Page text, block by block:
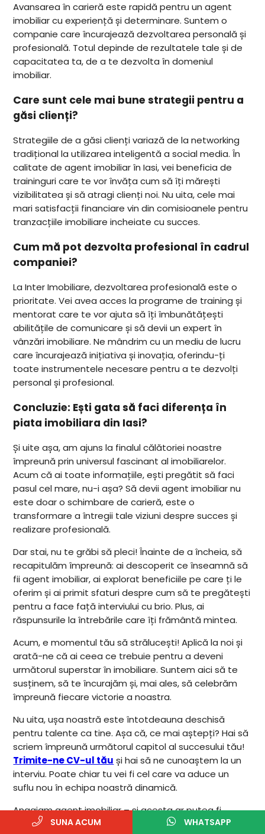
Avansarea în carieră este rapidă pentru un agent
imobiliar cu experiență și determinare. Suntem o
companie care încurajează dezvoltarea personală și
profesională. Totul depinde de rezultatele tale și de
capacitatea ta, de a te dezvolta în domeniul
imobiliar.
Care sunt cele mai bune strategii pentru a
găsi clienți?
Strategiile de a găsi clienți variază de la networking
tradițional la utilizarea inteligentă a social media. În
calitate de agent imobiliar în Iasi, vei beneficia de
traininguri care te vor învăța cum să îți mărești
vizibilitatea și să atragi clienți noi. Nu uita, cele mai
mari satisfacții financiare vin din comisioanele pentru
tranzacțiile imobiliare incheiate cu succes.
Cum mă pot dezvolta profesional în cadrul
companiei?
La Inter Imobiliare, dezvoltarea profesională este o
prioritate. Vei avea acces la programe de training și
mentorat care te vor ajuta să îți îmbunătățești
abilitățile de comunicare și să devii un expert în
vânzări imobiliare. Ne mândrim cu un mediu de lucru
care încurajează inițiativa și inovația, oferindu-ți
toate instrumentele necesare pentru a te dezvolți
personal și profesional.
Concluzie: Ești gata să faci diferența în
piata imobiliara din Iasi?
Și uite așa, am ajuns la finalul călătoriei noastre
împreună prin universul fascinant al imobiliarelor.
Acum că ai toate informațiile, ești pregătit să faci
pasul cel mare, nu-i așa? Să devii agent imobiliar nu
este doar o schimbare de carieră, este o
transformare a întregii tale viziuni despre succes și
realizare profesională.
Dar stai, nu te grăbi să pleci! Înainte de a încheia, să
recapitulăm împreună: ai descoperit ce înseamnă să
fii agent imobiliar, ai explorat beneficiile pe care ți le
oferim și ai primit sfaturi despre cum să te pregătești
pentru a face față interviului cu brio. Plus, ai
răspunsurile la întrebările care îți frământă mintea.
Acum, e momentul tău să strălucești! Aplică la noi și
arată-ne că ai ceea ce trebuie pentru a deveni
următorul superstar în imobiliare. Suntem aici să te
susținem, să te încurajăm și, mai ales, să celebrăm
împreună fiecare victorie a noastra.
Nu uita, ușa noastră este întotdeauna deschisă
pentru talente ca tine. Așa că, ce mai aștepți? Hai să
scriem împreună următorul capitol al succesului tău!
Trimite-ne CV-ul tău și hai să ne cunoaștem la un
interviu. Poate chiar tu vei fi cel care va aduce un
suflu nou în echipa noastră dinamică.
Angajam agent imobiliar – și acesta ar putea fi
începutul unei povești extraordinare. Povestea ta!
SUNA ACUM WHATSAPP